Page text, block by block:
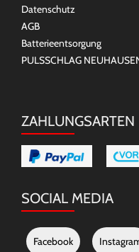
Datenschutz
AGB
Batterieentsorgung
PULSSCHLAG
ZAHLUNGSARTEN
SOCIAL MEDIA
Facebook